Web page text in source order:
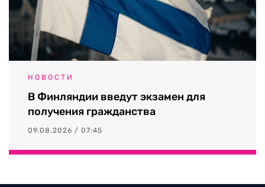
НОВОСТИ
В Финляндии введут экзамен для
получения гражданства
09.08.2026 / 07:45